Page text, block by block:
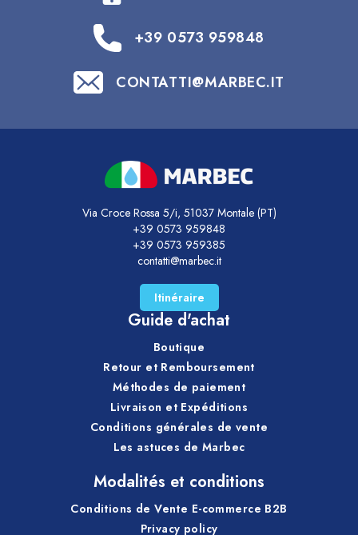
+39 0573 959848
CONTATTI@MARBEC.IT
Via Croce Rossa 5/i, 51037 Montale (PT)
+39 0573 959848
+39 0573 959385
contatti@marbec.it
Itinéraire
Guide d'achat
Boutique
Retour et Remboursement
Méthodes de paiement
Livraison et Expéditions
Conditions générales de vente
Les astuces de Marbec
Modalités et conditions
Conditions de Vente E-commerce B2B
Privacy policy